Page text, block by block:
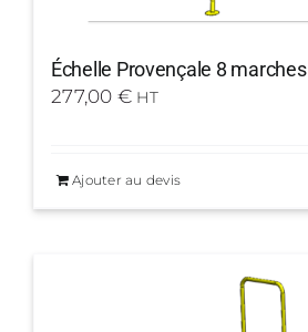
Échelle Provençale 8 marches
277,00 € HT
Ajouter au devis